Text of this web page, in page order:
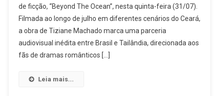
Encerra
A
Primeira
Fase
Das
de ficção, “Beyond The Ocean”, nesta quinta-feira (31/07).
Filmada ao longo de julho em diferentes cenários do Ceará,
a obra de Tiziane Machado marca uma parceria
audiovisual inédita entre Brasil e Tailândia, direcionada aos
fãs de dramas românticos […]
Leia mais...